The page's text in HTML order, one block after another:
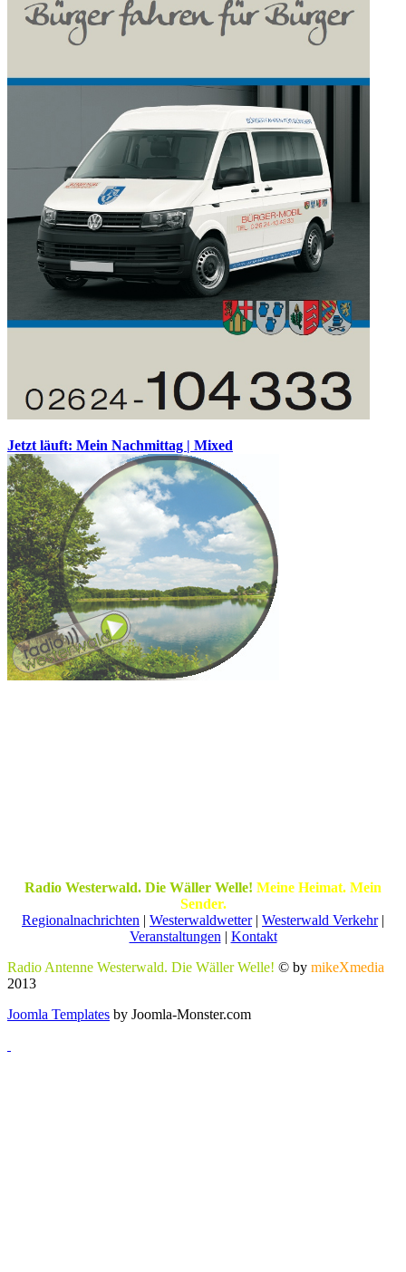
Jetzt läuft: Mein Nachmittag | Mixed
Radio Westerwald. Die Wäller Welle! Meine Heimat. Mein
Sender.
Regionalnachrichten | Westerwaldwetter| Westerwald Verkehr|
Veranstaltungen | Kontakt
Radio Antenne Westerwald. Die Wäller Welle! © by mikeXmedia
2013
Joomla Templates by Joomla-Monster.com